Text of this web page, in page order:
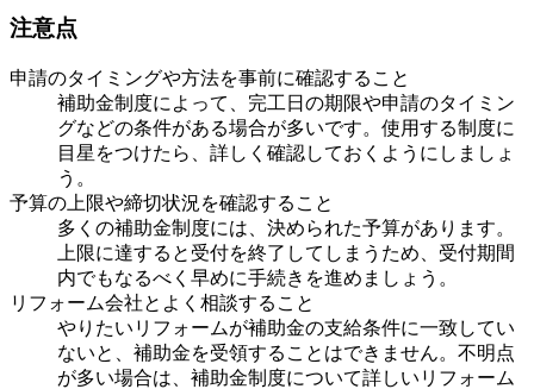
注意点
申請のタイミングや方法を事前に確認すること
補助金制度によって、完工日の期限や申請のタイミン
グなどの条件がある場合が多いです。使用する制度に
目星をつけたら、詳しく確認しておくようにしましょ
う。
予算の上限や締切状況を確認すること
多くの補助金制度には、決められた予算があります。
上限に達すると受付を終了してしまうため、受付期間
内でもなるべく早めに手続きを進めましょう。
リフォーム会社とよく相談すること
やりたいリフォームが補助金の支給条件に一致してい
ないと、補助金を受領することはできません。不明点
が多い場合は、補助金制度について詳しいリフォーム